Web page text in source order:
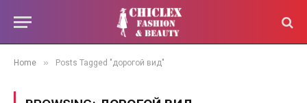
Home » Posts Tagged "дорогой вид"